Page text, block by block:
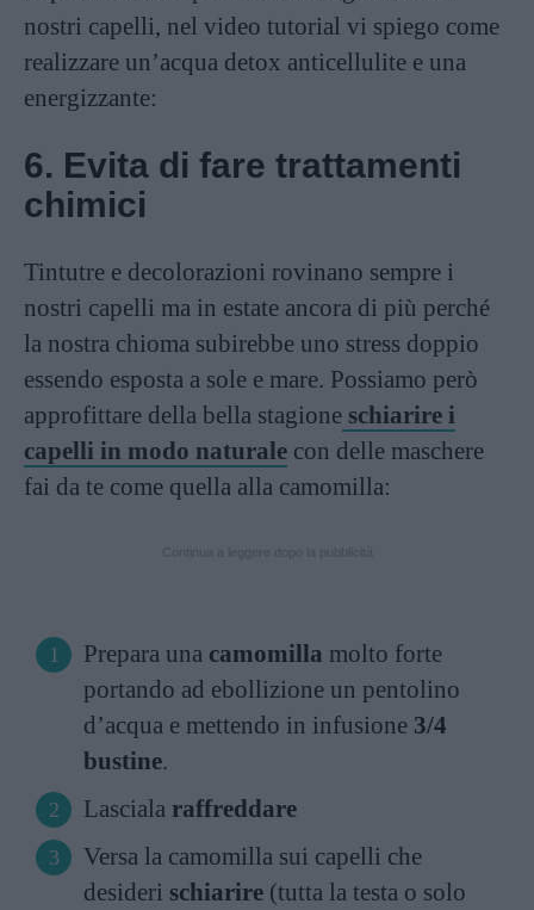
nostri capelli, nel video tutorial vi spiego come
realizzare un’acqua detox anticellulite e una
energizzante:
6. Evita di fare trattamenti
chimici
Tintutre e decolorazioni rovinano sempre i
nostri capelli ma in estate ancora di più perché
la nostra chioma subirebbe uno stress doppio
essendo esposta a sole e mare. Possiamo però
approfittare della bella stagione schiarire i
capelli in modo naturale con delle maschere
fai da te come quella alla camomilla:
Prepara una camomilla molto forte
portando ad ebollizione un pentolino
d’acqua e mettendo in infusione 3/4
bustine.
Lasciala raffreddare
Versa la camomilla sui capelli che
desideri schiarire (tutta la testa o solo